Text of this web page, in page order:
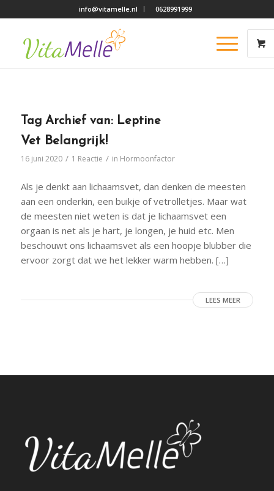
info@vitamelle.nl 0628991999
Tag Archief van: Leptine
Vet Belangrijk!
16 juni 2020 / 1 Reactie / in Hormoonfactor
Als je denkt aan lichaamsvet, dan denken de meesten
aan een onderkin, een buikje of vetrolletjes. Maar wat
de meesten niet weten is dat je lichaamsvet een
orgaan is net als je hart, je longen, je huid etc. Men
beschouwt ons lichaamsvet als een hoopje blubber die
ervoor zorgt dat we het lekker warm hebben. […]
LEES MEER